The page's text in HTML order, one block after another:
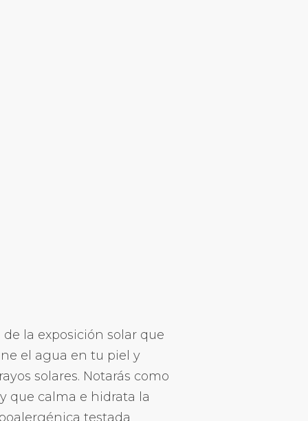
la exposición solar que
el agua en tu piel y
solares. Notarás como
que calma e hidrata la
testada